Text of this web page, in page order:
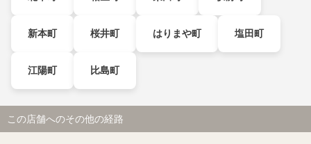
新本町 桜井町 はりまや町 塩田町
江陽町 比島町
この店舗へのその他の経路